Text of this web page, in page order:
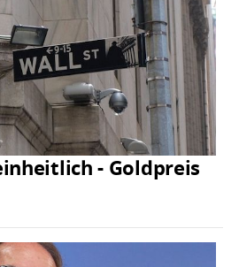
- Goldpreis